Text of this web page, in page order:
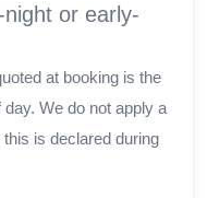
or early-
at booking is the
We do not apply a
is declared during